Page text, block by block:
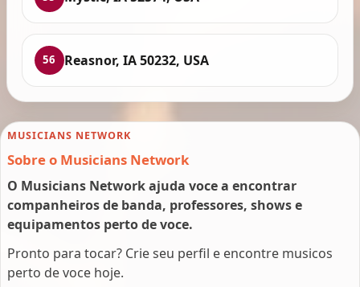
56 Reasnor, IA 50232, USA
MUSICIANS NETWORK
Sobre o Musicians Network
O Musicians Network ajuda voce a encontrar
companheiros de banda, professores, shows e
equipamentos perto de voce.
Pronto para tocar? Crie seu perfil e encontre musicos
perto de voce hoje.